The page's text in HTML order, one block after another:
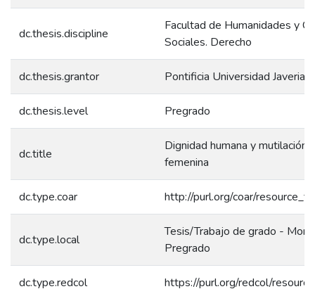
dc.thesis.discipline
Facultad de Humanidades y
Sociales. Derecho
dc.thesis.grantor Pontificia Universidad
dc.thesis.level Pregrado
dc.title
Dignidad humana y mutilación
femenina
dc.type.coar http://purl.org/coar/
dc.type.local
Tesis/Trabajo de grado -
Pregrado
dc.type.redcol https://purl.org/redcol/